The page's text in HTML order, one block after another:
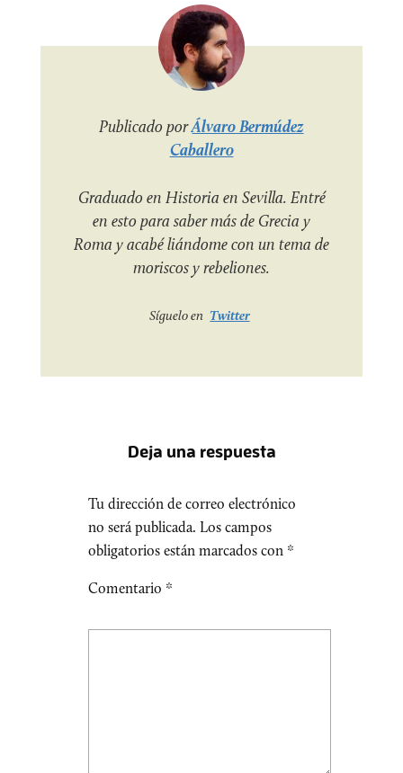
Publicado porÁlvaro Bermúdez
Caballero
Graduado en Historia en Sevilla. Entré
en esto para saber más de Grecia y
Roma y acabé liándome con un tema de
moriscos y rebeliones.
Síguelo en Twitter
Deja una respuesta
Tu dirección de correo electrónico
no será publicada. Los campos
obligatorios están marcados con *
Comentario *